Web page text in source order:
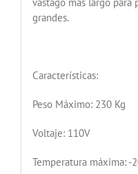
grandes.
Características:
Peso Máximo: 230 Kg
Voltaje: 110V
Temperatura máxima: -